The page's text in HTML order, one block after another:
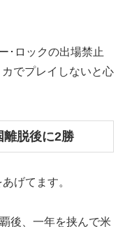
･ロックの出場禁止
でプレイしないと心
離脱後に2勝
げてます。
後、一年を挟んで米